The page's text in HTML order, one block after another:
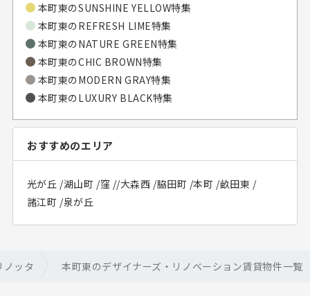
本町東のSUNSHINE YELLOW特集
本町東のREFRESH LIME特集
本町東のNATURE GREEN特集
本町東のCHIC BROWN特集
本町東のMODERN GRAY特集
本町東のLUXURY BLACK特集
おすすめのエリア
光が丘 /湖山町 /窪 //大森西 /脇田町 /本町 /畝田東 /
諸江町 /泉が丘
ッタ 本町東のデザイナーズ・リノベーション賃貸物件一覧